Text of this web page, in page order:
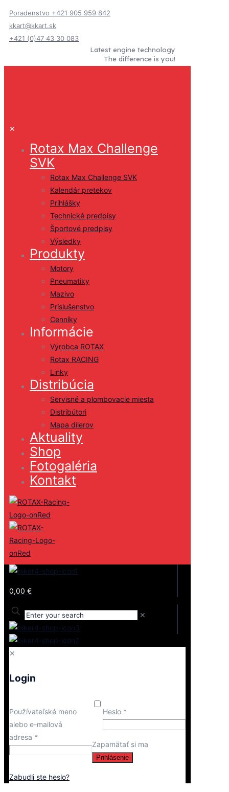
Poradenstvo +421 905 959 842
kkart@kkart.sk
+421 (0)47 43 30 083
Latest engine technology
The difference is you!
✕
Rotax Max Challenge
SVK
Rotax Max Challenge SVK
Kalendár pretekov
Prihlášky
Technické predpisy
Športové predpisy
Výsledky
Produkty
Motory
Pneumatiky
Mazivo
Príslušenstvo
Cenníky
Informácie
Výrobca ROTAX
Rotax RACING
Linky
Distribúcia
Servisné a plombovacie miesta
Distribútori
Mapa dílerov
Aktuality
Shop
Fotogaléria
Kontakt
0,00 €
✕
✕
Login
Používateľské meno
alebo e-mailová
adresa *
Heslo *
Zapamätať si ma
Prihlásenie
Zabudli ste heslo?